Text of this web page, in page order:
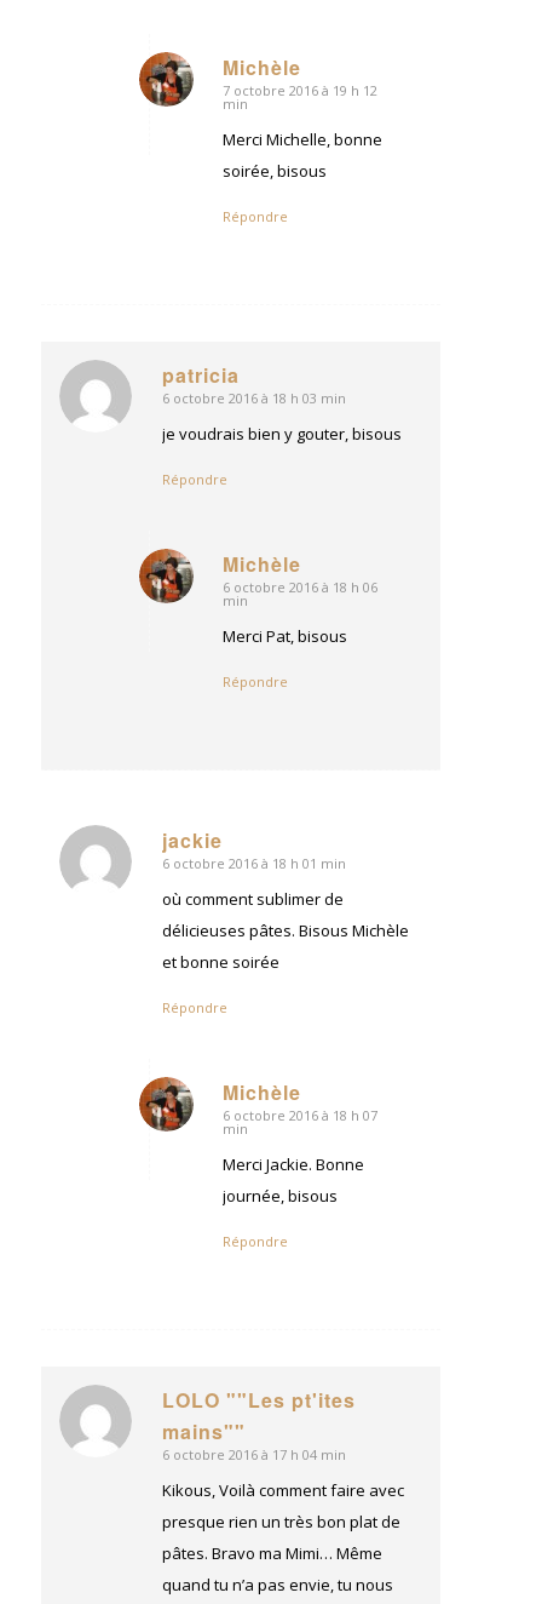
Michèle
dit
7 octobre 2016 à 19 h 12
min
Merci Michelle, bonne
soirée, bisous
Répondre
patricia
dit
:
6 octobre 2016 à 18 h 03 min
je voudrais bien y gouter, bisous
Répondre
Michèle
dit
6 octobre 2016 à 18 h 06
min
Merci Pat, bisous
Répondre
jackie
dit
:
6 octobre 2016 à 18 h 01 min
où comment sublimer de
délicieuses pâtes. Bisous Michèle
et bonne soirée
Répondre
Michèle
dit
6 octobre 2016 à 18 h 07
min
Merci Jackie. Bonne
journée, bisous
Répondre
LOLO ""Les pt'ites
mains""
dit
6 octobre 2016 à 17 h 04 min
Kikous, Voilà comment faire avec
presque rien un très bon plat de
pâtes. Bravo ma Mimi… Même
quand tu n’a pas envie, tu nous